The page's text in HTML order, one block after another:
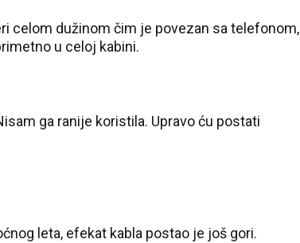
celom dužinom čim je povezan sa telefonom,
u celoj kabini.
ga ranije koristila. Upravo ću postati
leta, efekat kabla postao je još gori.